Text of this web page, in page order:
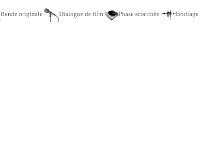
Bande originale Dialogue de film Phase scratchée Bruitage